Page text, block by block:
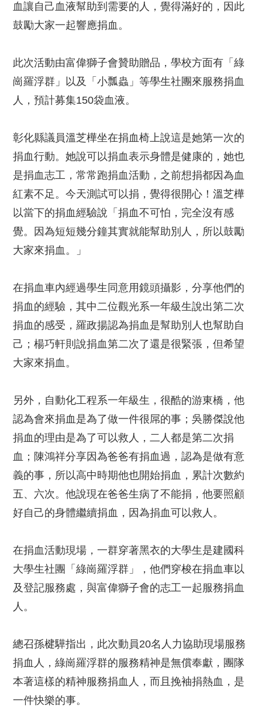
血讓自己血液幫助到需要的人，覺得滿好的，因此
鼓勵大家一起響應捐血。
此次活動由富偉獅子會贊助贈品，學校方面有「綠
崗羅浮群」以及「小瓢蟲」等學生社團來服務捐血
人，預計募集150袋血液。
彰化縣議員溫芝樺坐在捐血椅上說這是她第一次的
捐血行動。她說可以捐血表示身體是健康的，她也
是捐血志工，常常跑捐血活動，之前想捐都因為血
紅素不足。今天測試可以捐，覺得很開心！溫芝樺
以當下的捐血經驗說「捐血不可怕，完全沒有感
覺。因為短短幾分鐘其實就能幫助別人，所以鼓勵
大家來捐血。」
在捐血車內經過學生同意用鏡頭攝影，分享他們的
捐血的經驗，其中二位觀光系一年級生說出第二次
捐血的感受，羅政揚認為捐血是幫助別人也幫助自
己；楊巧軒則說捐血第二次了還是很緊張，但希望
大家來捐血。
另外，自動化工程系一年級生，很酷的游東橋，他
認為會來捐血是為了做一件很屌的事；吳勝傑說他
捐血的理由是為了可以救人，二人都是第二次捐
血；陳鴻祥分享因為爸爸有捐血過，認為是做有意
義的事，所以高中時期他也開始捐血，累計次數約
五、六次。他說現在爸爸生病了不能捐，他要照顧
好自己的身體繼續捐血，因為捐血可以救人。
在捐血活動現場，一群穿著黑衣的大學生是建國科
大學生社團「綠崗羅浮群」，他們穿梭在捐血車以
及登記服務處，與富偉獅子會的志工一起服務捐血
人。
總召孫楗驊指出，此次動員20名人力協助現場服務
捐血人，綠崗羅浮群的服務精神是無償奉獻，團隊
本著這樣的精神服務捐血人，而且挽袖捐熱血，是
一件快樂的事。